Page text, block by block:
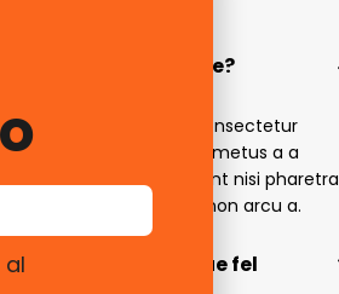
can be done for me?
quisque in torquent a consectetur
vestibulum consectetur metus a a
odio orci a est parturient nisi pharetra
a commodo tellus. Est non arcu a.
nullam scelerisque fel